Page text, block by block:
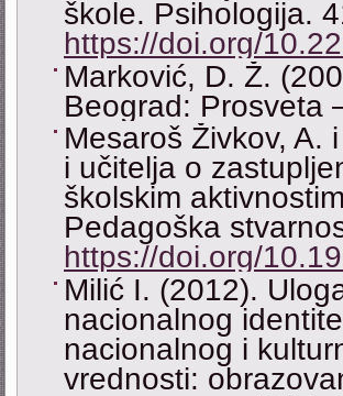
škole. Psihologija.
https://doi.org/
Marković, D. Ž.
Beograd: Prosveta
Mesaroš Živkov, A.
i učitelja o
školskim
Pedagoška
https://doi.org/
Milić I. (2012).
nacionalnog
nacionalnog i
vrednosti: